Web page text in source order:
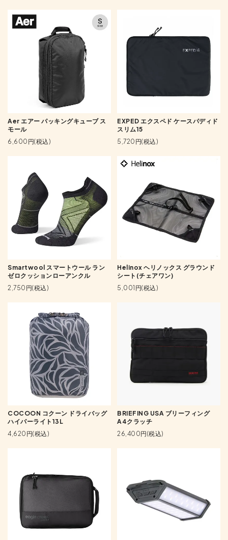
Aer エアー パッキングキューブ ス
モール
6,600円(税込)
EXPED エクスペド ケースパディド
スリム15
5,720円(税込)
Smartwool スマートウール ラン
ゼロクッションローアンクル
2,750円(税込)
Helinox ヘリノックス グラウンド
シート(チェアワン)
5,001円(税込)
COCOON コクーン ドライバッグ
ハイパーライト13L
4,620円(税込)
BRIEFING USA ブリーフィング
A4クラッチ
26,400円(税込)